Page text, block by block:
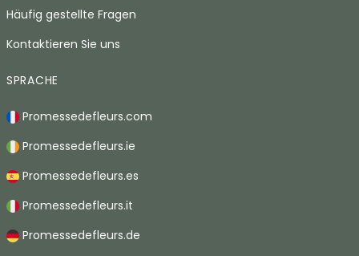
Häufig gestellte Fragen
Kontaktieren Sie uns
SPRACHE
Promessedefleurs.com
Promessedefleurs.ie
Promessedefleurs.es
Promessedefleurs.it
Promessedefleurs.de